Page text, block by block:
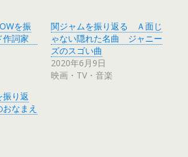
を振
作詞家
関ジャムを振り返る Ａ面じ
ゃない隠れた名曲 ジャニー
ズのスゴい曲
2020年6月9日
映画・TV・音楽
振り返
なまえ